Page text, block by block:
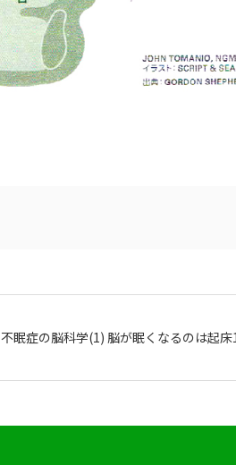
不眠症の脳科学(1) 脳が眠くなるのは起床